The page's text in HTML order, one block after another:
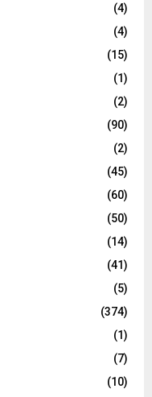
(4)
(4)
(15)
(1)
(2)
(90)
(2)
(45)
(60)
(50)
(14)
(41)
(5)
(374)
(1)
(7)
(10)